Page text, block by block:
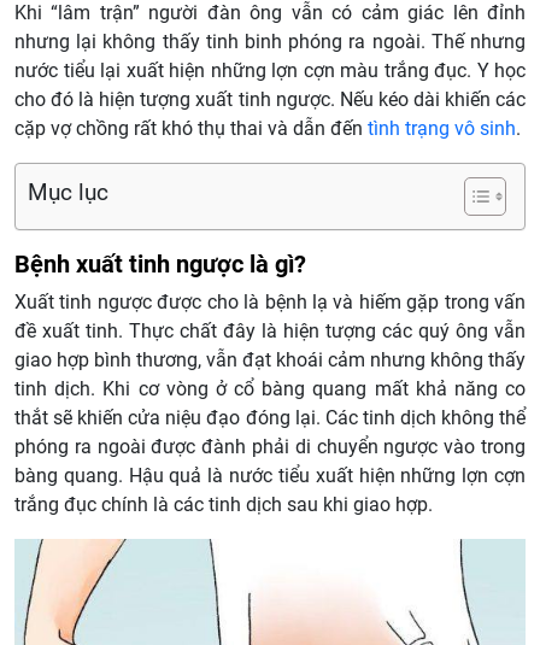
Khi “lâm trận” người đàn ông vẫn có cảm giác lên đỉnh
nhưng lại không thấy tinh binh phóng ra ngoài. Thế nhưng
nước tiểu lại xuất hiện những lợn cợn màu trắng đục. Y học
cho đó là hiện tượng xuất tinh ngược. Nếu kéo dài khiến các
cặp vợ chồng rất khó thụ thai và dẫn đến tình trạng vô sinh.
Mục lục
Bệnh xuất tinh ngược là gì?
Xuất tinh ngược được cho là bệnh lạ và hiếm gặp trong vấn
đề xuất tinh. Thực chất đây là hiện tượng các quý ông vẫn
giao hợp bình thương, vẫn đạt khoái cảm nhưng không thấy
tinh dịch. Khi cơ vòng ở cổ bàng quang mất khả năng co
thắt sẽ khiến cửa niệu đạo đóng lại. Các tinh dịch không thể
phóng ra ngoài được đành phải di chuyển ngược vào trong
bàng quang. Hậu quả là nước tiểu xuất hiện những lợn cợn
trắng đục chính là các tinh dịch sau khi giao hợp.